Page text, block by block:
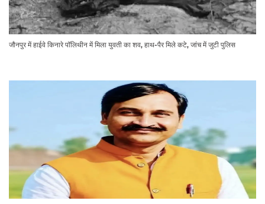
जौनपुर में हाईवे किनारे पॉलिथीन में मिला युवती का शव, हाथ-पैर मिले कटे, जांच में जुटी पुलिस